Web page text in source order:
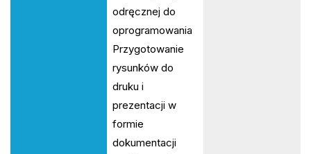
odręcznej do
oprogramowania
Przygotowanie
rysunków do
druku i
prezentacji w
formie
dokumentacji